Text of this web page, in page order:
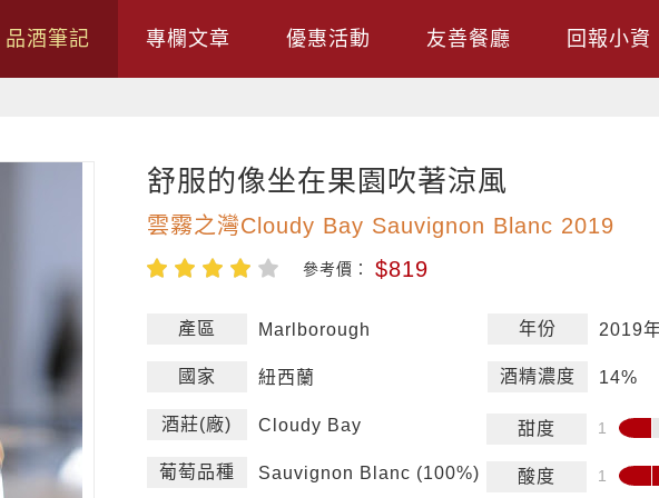
品酒筆記 專欄文章 優惠活動 友善餐廳 回報小資
舒服的像坐在果園吹著涼風
雲霧之灣Cloudy Bay Sauvignon Blanc 2019
參考價： $819
產區 Marlborough
國家 紐西蘭
酒莊(廠) Cloudy Bay
葡萄品種 Sauvignon Blanc (100%)
年份 2019
酒精濃度 14%
甜度
酸度